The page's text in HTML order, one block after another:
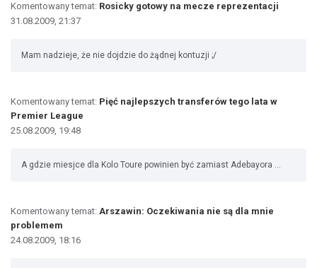
Komentowany temat: Rosicky gotowy na mecze reprezentacji
31.08.2009, 21:37
Mam nadzieje, że nie dojdzie do żądnej kontuzji ;/
Komentowany temat: Pięć najlepszych transferów tego lata w
Premier League
25.08.2009, 19:48
A gdzie miesjce dla Kolo Toure powinien być zamiast Adebayora ...
Komentowany temat: Arszawin: Oczekiwania nie są dla mnie
problemem
24.08.2009, 18:16